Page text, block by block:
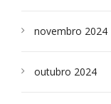
novembro 2024
outubro 2024